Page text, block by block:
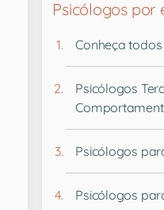
Psicólogos por
Conheça
Psicólogos
Psicólogos
Psicólogos